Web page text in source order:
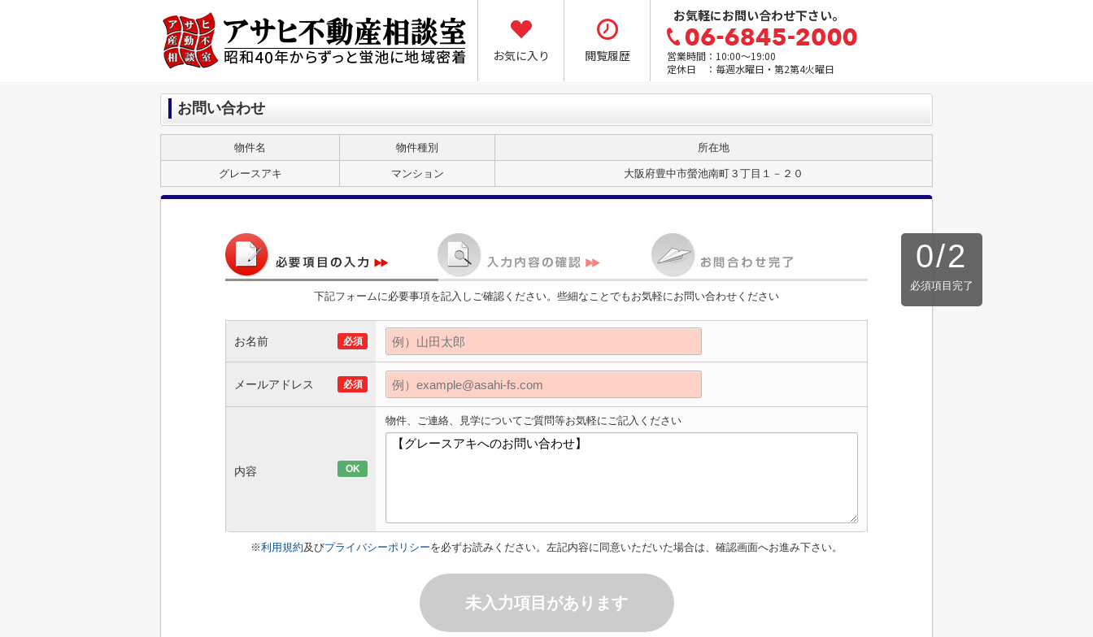
お気に入り 閲覧履歴
お気軽にお問い合わせ下さい。
営業時間：10:00～19:00
定休日 ：毎週水曜日・第2第4火曜日
お問い合わせ
物件名 物件種別 所在地
グレースアキ マンション 大阪府豊中市螢池南町３丁目１－２０
0/2
必須項目完了
下記フォームに必要事項を記入しご確認ください。些細なことでもお気軽にお問い合わせください
お名前 必須
メールアドレス 必須
内容 OK
物件、ご連絡、見学についてご質問等お気軽にご記入ください
※利用規約及びプライバシーポリシーを必ずお読みください。左記内容に同意いただいた場合は、確認画面へお進み下さい。
未入力項目があります